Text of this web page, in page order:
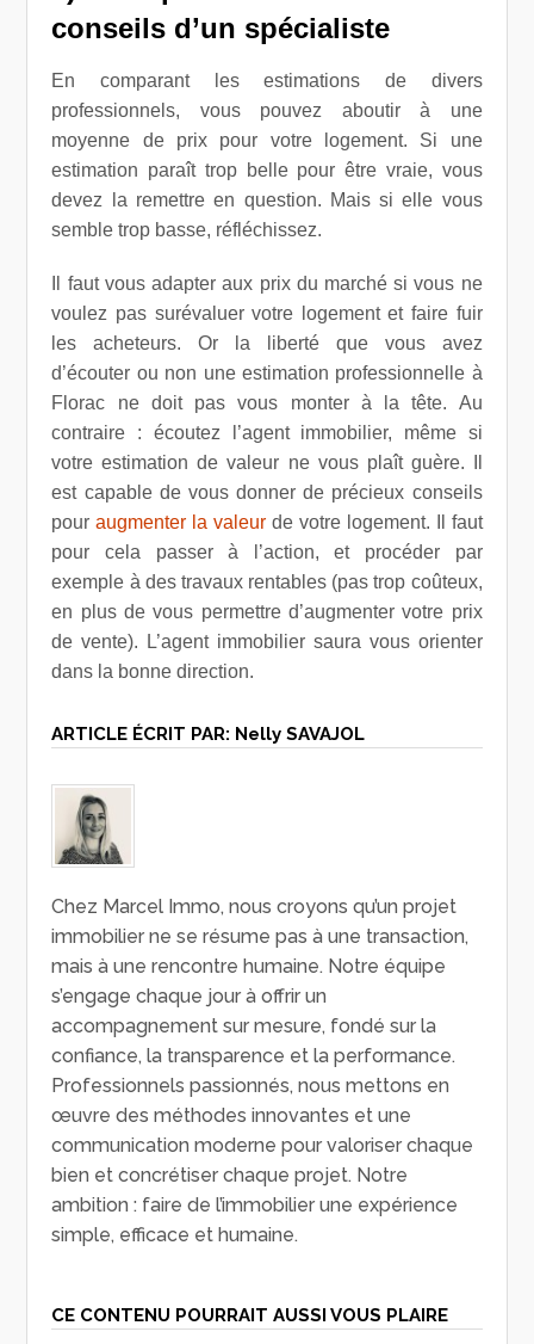
conseils d’un spécialiste
En comparant les estimations de divers
professionnels, vous pouvez aboutir à une
moyenne de prix pour votre logement. Si une
estimation paraît trop belle pour être vraie, vous
devez la remettre en question. Mais si elle vous
semble trop basse, réfléchissez.
Il faut vous adapter aux prix du marché si vous ne
voulez pas surévaluer votre logement et faire fuir
les acheteurs. Or la liberté que vous avez
d’écouter ou non une estimation professionnelle à
Florac ne doit pas vous monter à la tête. Au
contraire : écoutez l’agent immobilier, même si
votre estimation de valeur ne vous plaît guère. Il
est capable de vous donner de précieux conseils
pouraugmenter la valeur de votre logement. Il faut
pour cela passer à l’action, et procéder par
exemple à des travaux rentables (pas trop coûteux,
en plus de vous permettre d’augmenter votre prix
de vente). L’agent immobilier saura vous orienter
dans la bonne direction.
ARTICLE ÉCRIT PAR: Nelly SAVAJOL
Chez Marcel Immo, nous croyons qu’un projet
immobilier ne se résume pas à une transaction,
mais à une rencontre humaine. Notre équipe
s’engage chaque jour à offrir un
accompagnement sur mesure, fondé sur la
confiance, la transparence et la performance.
Professionnels passionnés, nous mettons en
œuvre des méthodes innovantes et une
communication moderne pour valoriser chaque
bien et concrétiser chaque projet. Notre
ambition : faire de l’immobilier une expérience
simple, efficace et humaine.
CE CONTENU POURRAIT AUSSI VOUS PLAIRE